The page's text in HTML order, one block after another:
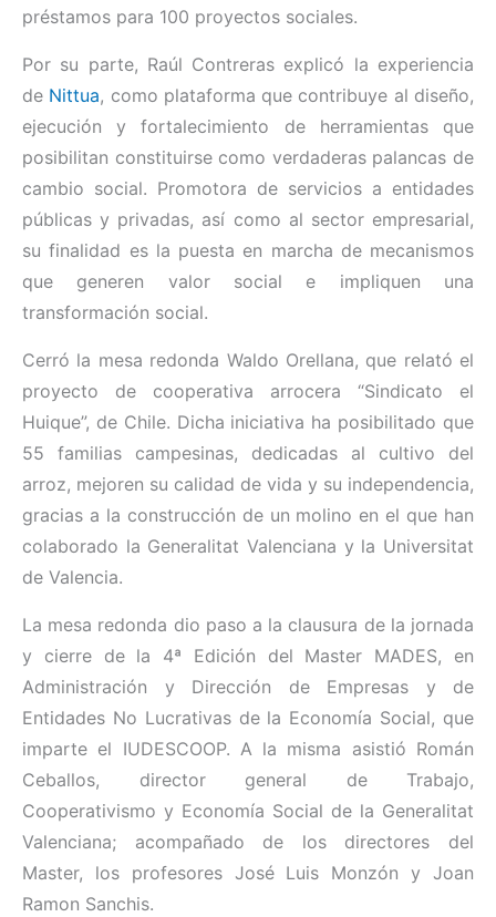
préstamos para 100 proyectos sociales.
Por su parte, Raúl Contreras explicó la experiencia
de Nittua, como plataforma que contribuye al diseño,
ejecución y fortalecimiento de herramientas que
posibilitan constituirse como verdaderas palancas de
cambio social. Promotora de servicios a entidades
públicas y privadas, así como al sector empresarial,
su finalidad es la puesta en marcha de mecanismos
que generen valor social e impliquen una
transformación social.
Cerró la mesa redonda Waldo Orellana, que relató el
proyecto de cooperativa arrocera “Sindicato el
Huique”, de Chile. Dicha iniciativa ha posibilitado que
55 familias campesinas, dedicadas al cultivo del
arroz, mejoren su calidad de vida y su independencia,
gracias a la construcción de un molino en el que han
colaborado la Generalitat Valenciana y la Universitat
de Valencia.
La mesa redonda dio paso a la clausura de la jornada
y cierre de la 4ª Edición del Master MADES, en
Administración y Dirección de Empresas y de
Entidades No Lucrativas de la Economía Social, que
imparte el IUDESCOOP. A la misma asistió Román
Ceballos, director general de Trabajo,
Cooperativismo y Economía Social de la Generalitat
Valenciana; acompañado de los directores del
Master, los profesores José Luis Monzón y Joan
Ramon Sanchis.